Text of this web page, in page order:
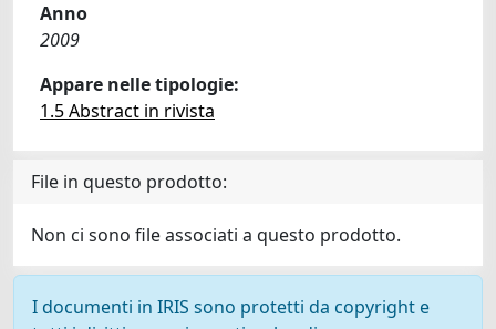
Anno
2009
Appare nelle tipologie:
1.5 Abstract in rivista
File in questo prodotto:
Non ci sono file associati a questo prodotto.
I documenti in IRIS sono protetti da copyright e